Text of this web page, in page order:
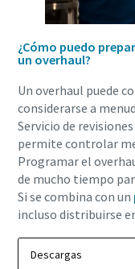
¿Cómo puedo
un overhaul?
Un overhaul puede
considerarse a
Servicio de
permite controlar
Programar el
de mucho tiempo
Si se combina con un
incluso distribuirse